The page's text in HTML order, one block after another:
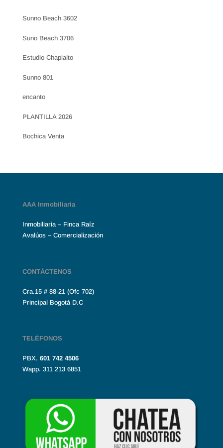
Sunno Beach 3602
Suno Beach 3706
Estudio Chapialto
Sunno 801
encanto
PLANTILLA 2026
Bochica Venta
AAA Inmobiliaria
Inmobiliaria – Finca Raíz
Avalúos – Comercialización
CONTÁCTENOS
Cra.15 # 88-21 (Ofc 702)
Principal Bogotá D.C
TELÉFONOS
PBX. 601 742 4506
Wapp. 311 213 6851